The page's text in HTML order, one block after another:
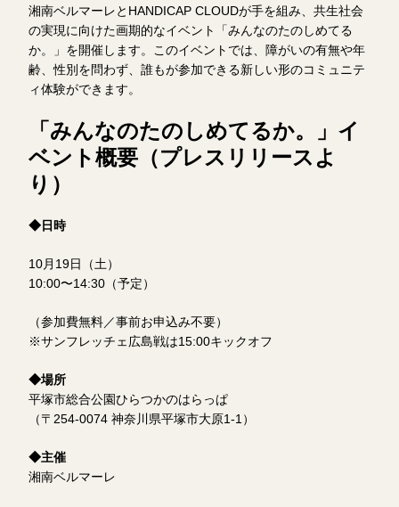
湘南ベルマーレとHANDICAP CLOUDが手を組み、共生社会
の実現に向けた画期的なイベント「みんなのたのしめてる
か。」を開催します。このイベントでは、障がいの有無や年
齢、性別を問わず、誰もが参加できる新しい形のコミュニテ
ィ体験ができます。
「みんなのたのしめてるか。」イ
ベント概要（プレスリリースよ
り）
◆日時
10月19日（土）
10:00〜14:30（予定）
（参加費無料／事前お申込み不要）
※サンフレッチェ広島戦は15:00キックオフ
◆場所
平塚市総合公園ひらつかのはらっぱ
（〒254-0074 神奈川県平塚市大原1-1）
◆主催
湘南ベルマーレ